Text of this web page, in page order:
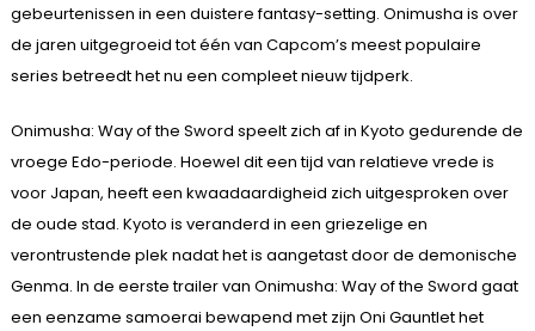
gebeurtenissen in een duistere fantasy-setting. Onimusha is over
de jaren uitgegroeid tot één van Capcom’s meest populaire
series betreedt het nu een compleet nieuw tijdperk.
Onimusha: Way of the Sword speelt zich af in Kyoto gedurende de
vroege Edo-periode. Hoewel dit een tijd van relatieve vrede is
voor Japan, heeft een kwaadaardigheid zich uitgesproken over
de oude stad. Kyoto is veranderd in een griezelige en
verontrustende plek nadat het is aangetast door de demonische
Genma. In de eerste trailer van Onimusha: Way of the Sword gaat
een eenzame samoerai bewapend met zijn Oni Gauntlet het